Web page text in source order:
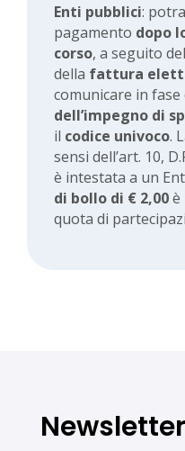
Enti pubblici:
pagamento dopo
corso, a seguito
della fattura
comunicare in fase
dell’impegno di
il codice univoco.
sensi dell’art. 10,
è intestata a un
di bollo di € 2,00è
quota di
Newsletter